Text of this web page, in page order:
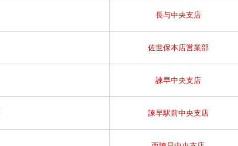
長与中央支店
佐世保本店営業部
諫早中央支店
諫早駅前中央支店